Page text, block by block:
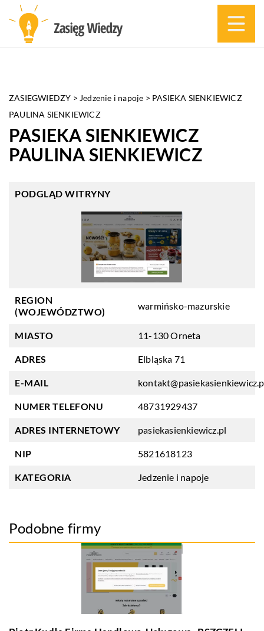
ZASIEGWIEDZY > Jedzenie i napoje > PASIEKA SIENKIEWICZ
PAULINA SIENKIEWICZ
PASIEKA SIENKIEWICZ
PAULINA SIENKIEWICZ
PODGLĄD WITRYNY
REGION
(WOJEWÓDZTWO)
warmińsko-mazurskie
MIASTO 11-130 Orneta
ADRES Elbląska 71
E-MAIL
NUMER TELEFONU 48731929437
ADRES INTERNETOWY pasiekasienkiewicz.pl
NIP 5821618123
KATEGORIA Jedzenie i napoje
Podobne firmy